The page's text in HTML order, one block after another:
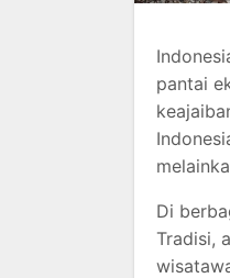
pantai
Di
Tradisi,